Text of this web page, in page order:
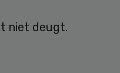
niet deugt.